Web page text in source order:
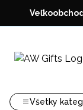
Všetky